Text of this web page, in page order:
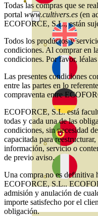
Todas las compras que se
portal www.cultivers.es (en
ECOFORCE, S.L., están
Todos los productos y
condiciones. Al comprar en
condiciones. Por favor,
Las presentes condiciones
entre las partes en lo
compraventa entre
ECOFORCE, S.L. está
todas y cada una de las
condiciones, sin necesidad
capacitada para
información, servicio o
de previo aviso.
Una compra no es definitiva
ECOFORCE, S.L..
admisión y anulación de
importe satisfecho por el
obligación.